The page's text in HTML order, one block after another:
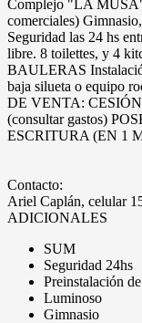
Complejo "LA
comerciales)
Seguridad las 24 hs
libre. 8 toilettes, y 4
BAULERAS
baja silueta o equipo
DE VENTA:
(consultar gastos)
ESCRITURA (EN 1
Contacto:
Ariel Caplán, celular
ADICIONALES
SUM
Seguridad 24hs
Preinstalación
Luminoso
Gimnasio